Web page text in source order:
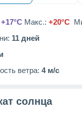
+17°C Макс.: +20°C
11 дней
ветра: 4 м/с
солнца